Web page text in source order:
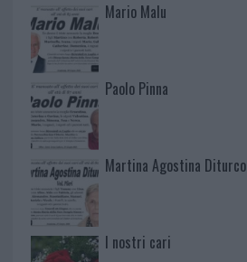
Mario Malu
Paolo Pinna
Martina Agostina Diturco
I nostri cari